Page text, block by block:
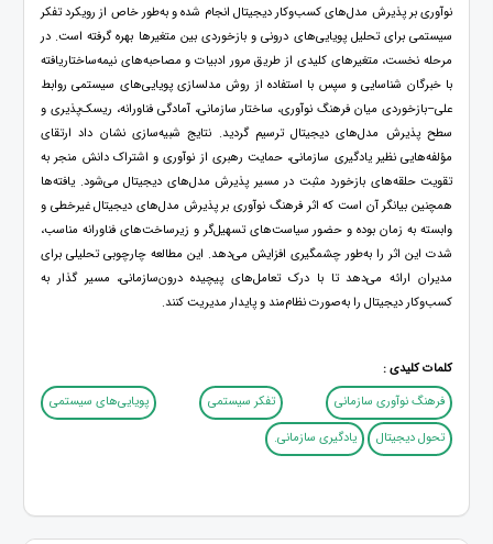
نوآوری بر پذیرش مدل‌های کسب‌وکار دیجیتال انجام شده و به‌طور خاص از رویکرد تفکر
سیستمی برای تحلیل پویایی‌های درونی و بازخوردی بین متغیرها بهره گرفته است. در
مرحله نخست، متغیرهای کلیدی از طریق مرور ادبیات و مصاحبه‌های نیمه‌ساختاریافته
با خبرگان شناسایی و سپس با استفاده از روش مدلسازی پویایی‌های سیستمی روابط
علی–بازخوردی میان فرهنگ نوآوری، ساختار سازمانی، آمادگی فناورانه، ریسک‌پذیری و
سطح پذیرش مدل‌های دیجیتال ترسیم گردید. نتایج شبیه‌سازی نشان داد ارتقای
مؤلفه‌هایی نظیر یادگیری سازمانی، حمایت رهبری از نوآوری و اشتراک دانش منجر به
تقویت حلقه‌های بازخورد مثبت در مسیر پذیرش مدل‌های دیجیتال می‌شود. یافته‌ها
همچنین بیانگر آن است که اثر فرهنگ نوآوری بر پذیرش مدل‌های دیجیتال غیرخطی و
وابسته به زمان بوده و حضور سیاست‌های تسهیل‌گر و زیرساخت‌های فناورانه مناسب،
شدت این اثر را به‌طور چشمگیری افزایش می‌دهد. این مطالعه چارچوبی تحلیلی برای
مدیران ارائه می‌دهد تا با درک تعامل‌های پیچیده درون‌سازمانی، مسیر گذار به
کسب‌وکار دیجیتال را به‌صورت نظام‌مند و پایدار مدیریت کنند.
کلمات کلیدی :
فرهنگ نوآوری سازمانی
تفکر سیستمی
پویایی‌های سیستمی
تحول دیجیتال
یادگیری سازمانی.